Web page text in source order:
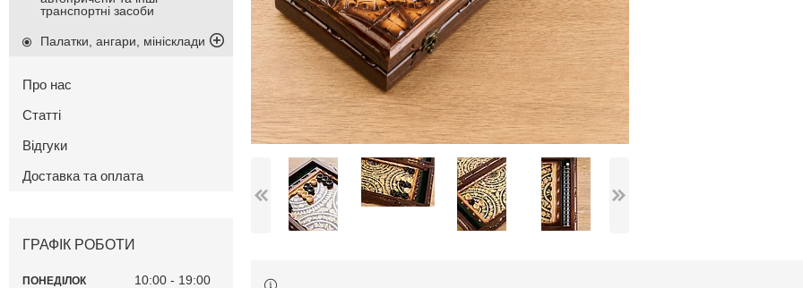
транспортні засоби
Палатки, ангари, мінісклади
Про нас
Статті
Відгуки
Доставка та оплата
ГРАФІК РОБОТИ
ПОНЕДІЛОК 10:00 19:00